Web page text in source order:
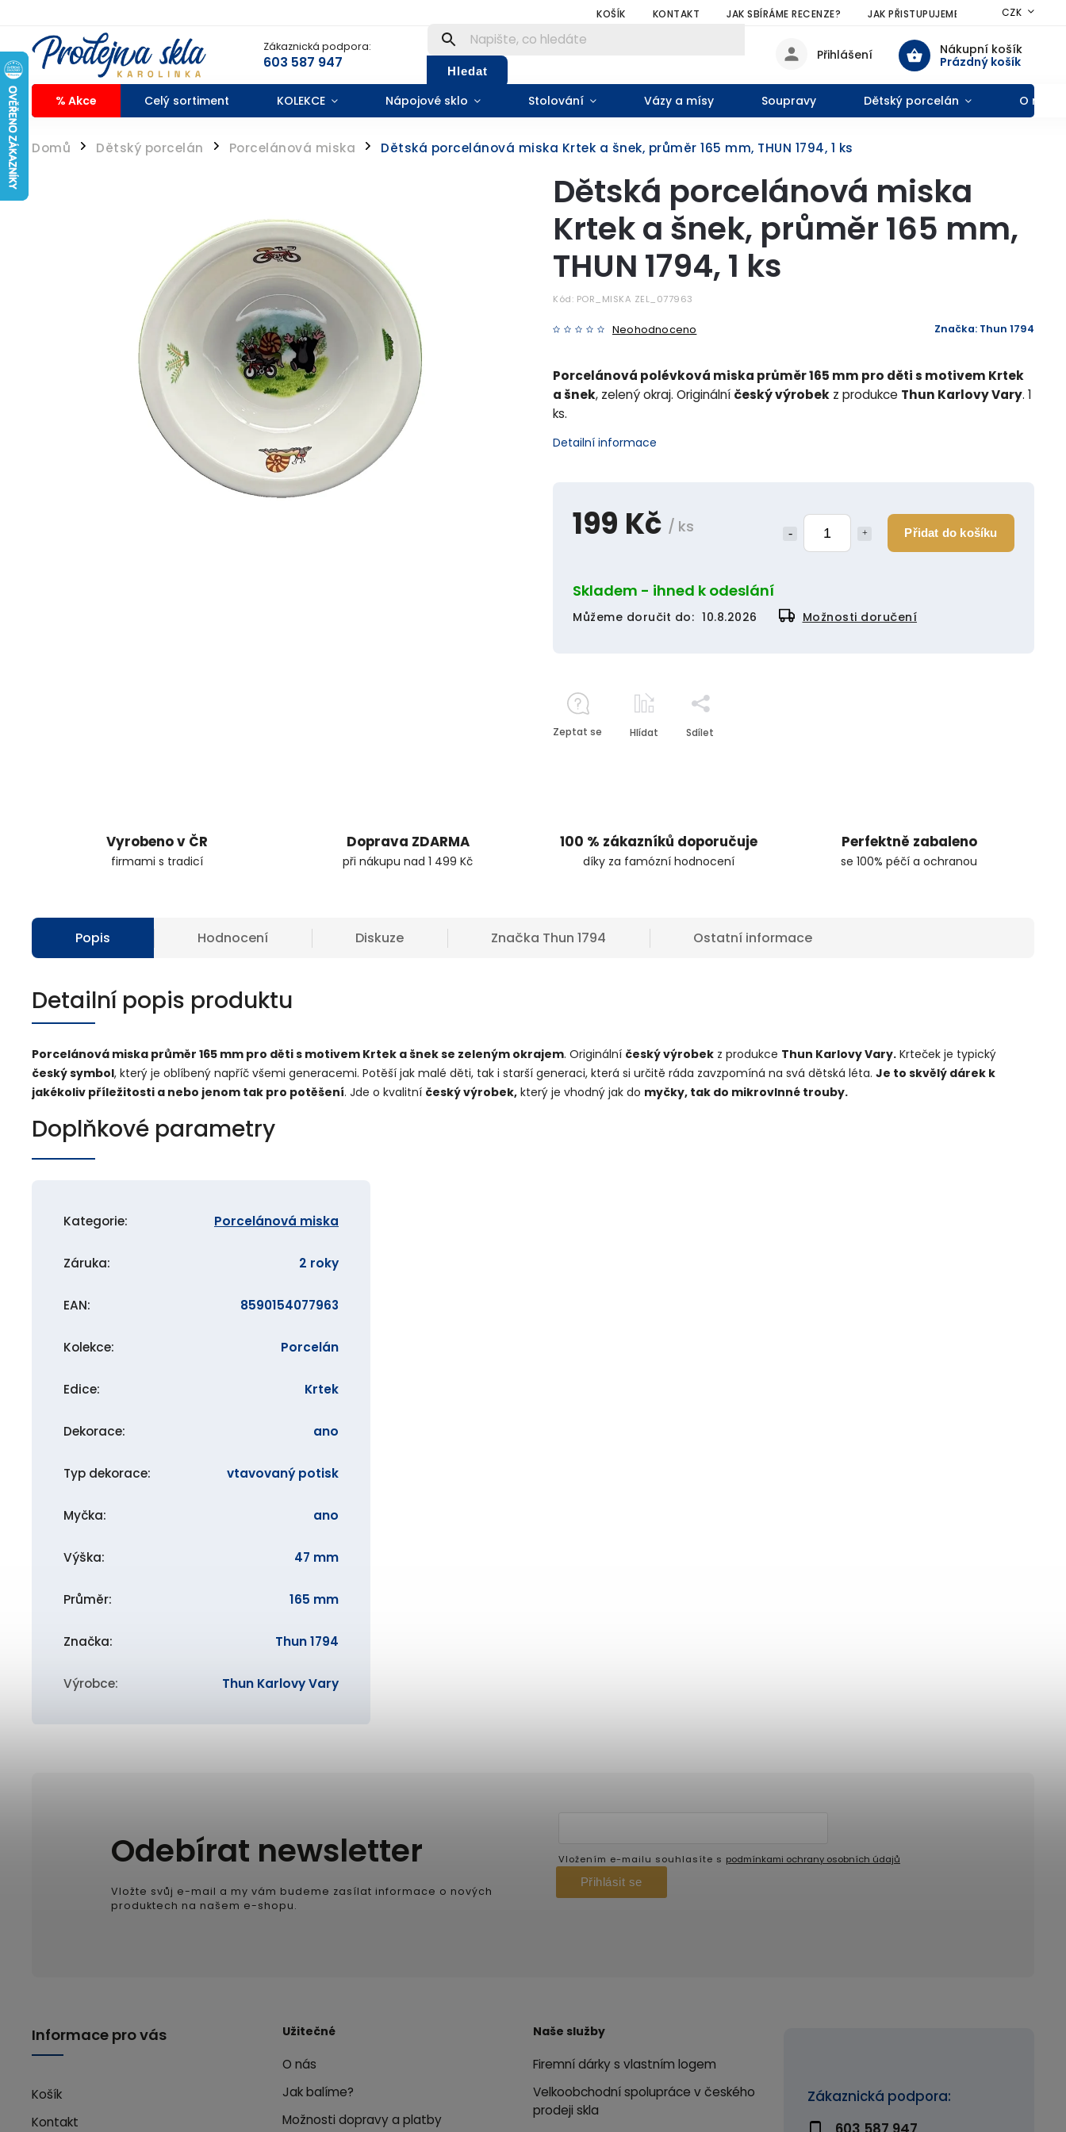
KOŠÍK KONTAKT JAK SBÍRÁME RECENZE? JAK PŘISTUPUJEME KE SLEVÁM?
CZK
Zákaznická podpora:
603 587 947 Hledat
Nákupní košík
Prázdný košík
Přihlášení
% Akce Celý sortiment KOLEKCE Nápojové sklo Stolování Vázy a mísy Soupravy Dětský porcelán O nás
Domů / Dětský porcelán / Porcelánová miska / Dětská porcelánová miska Krtek a šnek, průměr 165 mm, THUN 1794, 1 ks
199 Kč / ks Přidat do košíku
Skladem - ihned k odeslání
Můžeme doručit do: 10.8.2026 Možnosti doručení
Dětská porcelánová miska
Krtek a šnek, průměr 165 mm,
THUN 1794, 1 ks
Kód: POR_MISKA ZEL_077963
Neohodnoceno Značka: Thun 1794
Porcelánová polévková miska průměr 165 mm pro děti s motivem Krtek
a šnek, zelený okraj. Originální český výrobek z produkce Thun Karlovy Vary. 1
ks.
Detailní informace
Zeptat se Hlídat Sdílet
Vyrobeno v ČR
firmami s tradicí
Doprava ZDARMA
při nákupu nad 1 499 Kč
100 % zákazníků doporučuje
díky za famózní hodnocení
Perfektně zabaleno
se 100% péčí a ochranou
Popis Hodnocení Diskuze Značka Thun 1794 Ostatní informace
Detailní popis produktu
Porcelánová miska průměr 165 mm pro děti s motivem Krtek a šnek se zeleným okrajem. Originální český výrobek z produkce Thun Karlovy Vary. Krteček je typický
český symbol, který je oblíbený napříč všemi generacemi. Potěší jak malé děti, tak i starší generaci, která si určitě ráda zavzpomíná na svá dětská léta. Je to skvělý dárek k
jakékoliv příležitosti a nebo jenom tak pro potěšení. Jde o kvalitní český výrobek, který je vhodný jak do myčky, tak do mikrovlnné trouby.
Doplňkové parametry
Kategorie: Porcelánová miska
Záruka: 2 roky
EAN: 8590154077963
Kolekce: Porcelán
Edice: Krtek
Dekorace: ano
Typ dekorace: vtavovaný potisk
Myčka: ano
Výška: 47 mm
Průměr: 165 mm
Značka: Thun 1794
Výrobce: Thun Karlovy Vary
Zákaznická podpora:
Odebírat newsletter
Vložte svůj e-mail a my vám budeme zasílat informace o nových
produktech na našem e-shopu.
Vložením e-mailu souhlasíte s podmínkami ochrany osobních údajů
Přihlásit se
Informace pro vás
Košík
Kontakt
Užitečné
O nás
Jak balíme?
Možnosti dopravy a platby
Naše služby
Firemní dárky s vlastním logem
Velkoobchodní spolupráce v českého
prodeji skla